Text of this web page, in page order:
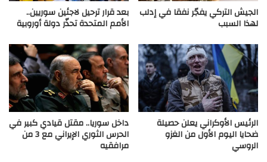
الجيش التركي يفجّر نفقا في إدلب
لهذا السبب
بعد قرار ترحيل لاجئين سوريين..
الأمم المتحدة تحذّر دولة أوروبية
الرئيس الأوكراني يعلن حصيلة
ضحايا اليوم الأول من الغزو
الروسي
داخل سوريا.. مقتل قيادي كبير في
الحرس الثوري الإيراني مع 3 من
مرافقيه